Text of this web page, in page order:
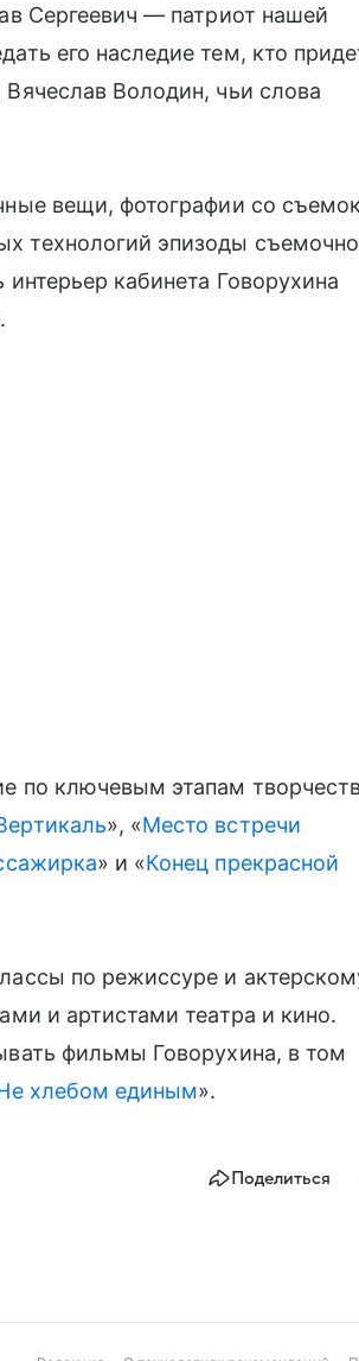
Сергеевич — патриот нашей
его наследие тем, кто
Володин, чьи слова
вещи, фотографии со
технологий эпизоды
кабинета Говорухина
по ключевым этапам
», «Место встречи
» и «Конец прекрасной
по режиссуре и
и артистами театра и кино.
фильмы Говорухина, в том
хлебом единым».
Поделиться